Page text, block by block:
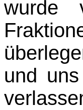
wurde
und